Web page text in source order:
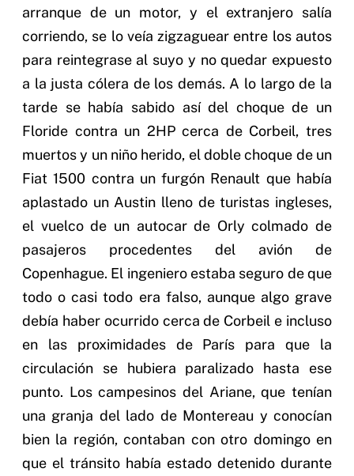
arranque de un motor, y el extranjero salía
corriendo, se lo veía zigzaguear entre los autos
para reintegrase al suyo y no quedar expuesto
a la justa cólera de los demás. A lo largo de la
tarde se había sabido así del choque de un
Floride contra un 2HP cerca de Corbeil, tres
muertos y un niño herido, el doble choque de un
Fiat 1500 contra un furgón Renault que había
aplastado un Austin lleno de turistas ingleses,
el vuelco de un autocar de Orly colmado de
pasajeros procedentes del avión de
Copenhague. El ingeniero estaba seguro de que
todo o casi todo era falso, aunque algo grave
debía haber ocurrido cerca de Corbeil e incluso
en las proximidades de París para que la
circulación se hubiera paralizado hasta ese
punto. Los campesinos del Ariane, que tenían
una granja del lado de Montereau y conocían
bien la región, contaban con otro domingo en
que el tránsito había estado detenido durante